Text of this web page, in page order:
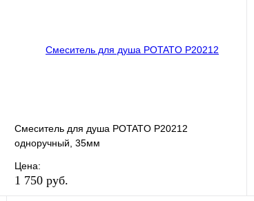
Смеситель для душа POTATO P20212
одноручный, 35мм
Цена:
1 750 руб.